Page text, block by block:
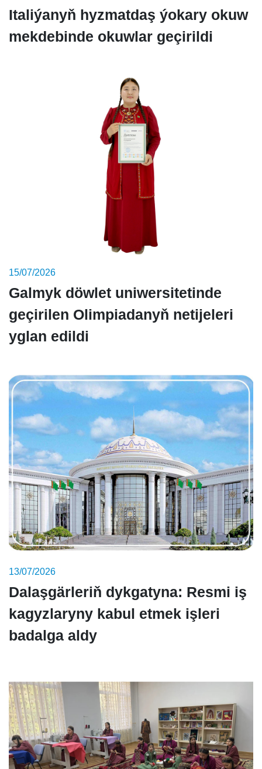
Italiýanyň hyzmatdaş ýokary okuw
mekdebinde okuwlar geçirildi
15/07/2026
Galmyk döwlet uniwersitetinde
geçirilen Olimpiadanyň netijeleri
yglan edildi
13/07/2026
Dalaşgärleriň dykgatyna: Resmi iş
kagyzlaryny kabul etmek işleri
badalga aldy